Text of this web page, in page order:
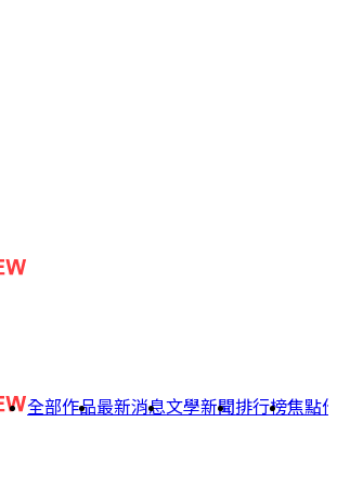
全部作品最新消息文學新聞排行榜焦點